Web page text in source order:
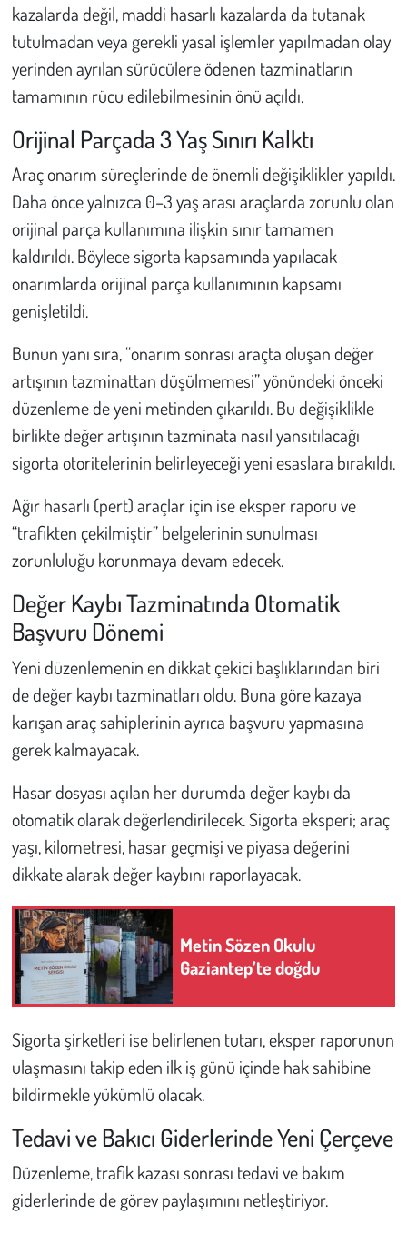
kazalarda değil, maddi hasarlı kazalarda da tutanak
tutulmadan veya gerekli yasal işlemler yapılmadan olay
yerinden ayrılan sürücülere ödenen tazminatların
tamamının rücu edilebilmesinin önü açıldı.
Orijinal Parçada 3 Yaş Sınırı Kalktı
Araç onarım süreçlerinde de önemli değişiklikler yapıldı.
Daha önce yalnızca 0–3 yaş arası araçlarda zorunlu olan
orijinal parça kullanımına ilişkin sınır tamamen
kaldırıldı. Böylece sigorta kapsamında yapılacak
onarımlarda orijinal parça kullanımının kapsamı
genişletildi.
Bunun yanı sıra, “onarım sonrası araçta oluşan değer
artışının tazminattan düşülmemesi” yönündeki önceki
düzenleme de yeni metinden çıkarıldı. Bu değişiklikle
birlikte değer artışının tazminata nasıl yansıtılacağı
sigorta otoritelerinin belirleyeceği yeni esaslara bırakıldı.
Ağır hasarlı (pert) araçlar için ise eksper raporu ve
“trafikten çekilmiştir” belgelerinin sunulması
zorunluluğu korunmaya devam edecek.
Değer Kaybı Tazminatında Otomatik
Başvuru Dönemi
Yeni düzenlemenin en dikkat çekici başlıklarından biri
de değer kaybı tazminatları oldu. Buna göre kazaya
karışan araç sahiplerinin ayrıca başvuru yapmasına
gerek kalmayacak.
Hasar dosyası açılan her durumda değer kaybı da
otomatik olarak değerlendirilecek. Sigorta eksperi; araç
yaşı, kilometresi, hasar geçmişi ve piyasa değerini
dikkate alarak değer kaybını raporlayacak.
Metin Sözen Okulu
Gaziantep’te doğdu
Sigorta şirketleri ise belirlenen tutarı, eksper raporunun
ulaşmasını takip eden ilk iş günü içinde hak sahibine
bildirmekle yükümlü olacak.
Tedavi ve Bakıcı Giderlerinde Yeni Çerçeve
Düzenleme, trafik kazası sonrası tedavi ve bakım
giderlerinde de görev paylaşımını netleştiriyor.
Kent
Eğlence